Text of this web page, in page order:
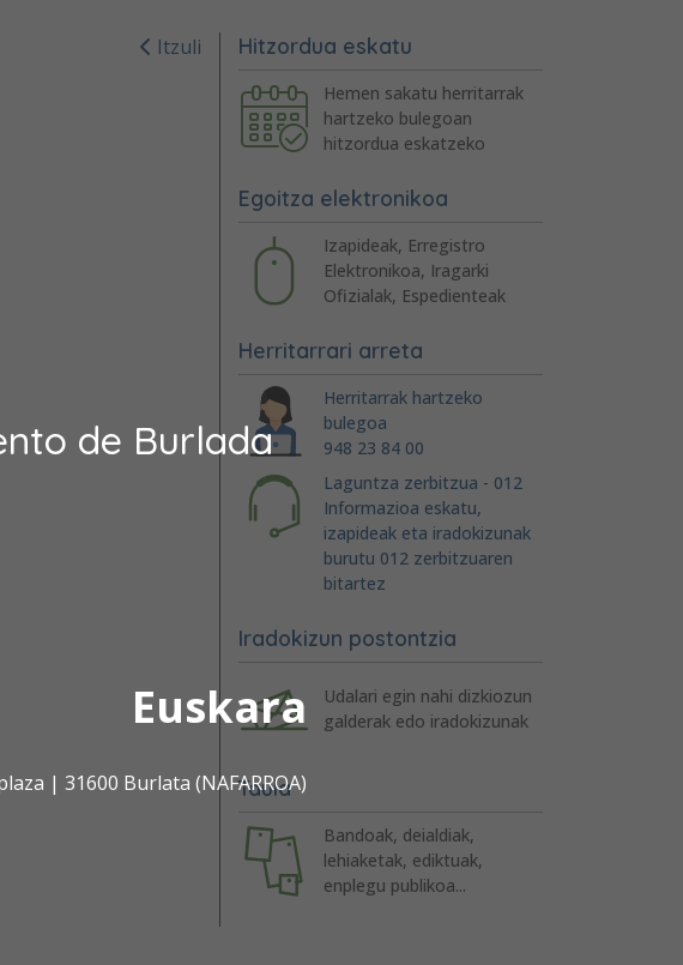
de Burlada
Euskara
| 31600 Burlata (NAFARROA)
Itzuli Hitzordua eskatu
Hemen sakatu herritarrak
hartzeko bulegoan
hitzordua eskatzeko
Egoitza elektronikoa
Izapideak, Erregistro
Elektronikoa, Iragarki
Ofizialak, Espedienteak
Herritarrari arreta
Herritarrak hartzeko
bulegoa
948 23 84 00
Laguntza zerbitzua - 012
Informazioa eskatu,
izapideak eta iradokizunak
burutu 012 zerbitzuaren
bitartez
Iradokizun postontzia
Udalari egin nahi dizkiozun
galderak edo iradokizunak
Taula
Bandoak, deialdiak,
lehiaketak, ediktuak,
enplegu publikoa...